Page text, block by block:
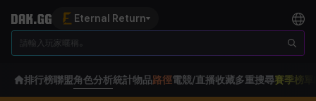
Eternal Return
排行榜聯盟角色分析統計物品路徑電競/直播收藏多重搜尋賽季榜單